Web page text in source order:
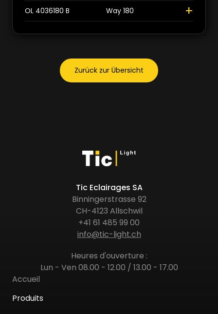
OL 4036180 B Way 180 +
Zurück zur Übersicht
Tic Eclairages SA
Binningerstrasse 92
CH-4123 Allschwil
+41 61 485 99 00
info@tic-light.ch
Heures d'ouverture :
Lun - Ven 08.00 - 12.00 / 13.00 - 17.00
Accueil
Produits